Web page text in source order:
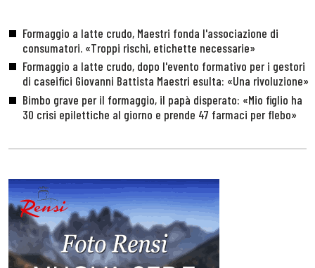
Formaggio a latte crudo, Maestri fonda l'associazione di
consumatori. «Troppi rischi, etichette necessarie»
Formaggio a latte crudo, dopo l'evento formativo per i gestori
di caseifici Giovanni Battista Maestri esulta: «Una rivoluzione»
Bimbo grave per il formaggio, il papà disperato: «Mio figlio ha
30 crisi epilettiche al giorno e prende 47 farmaci per flebo»